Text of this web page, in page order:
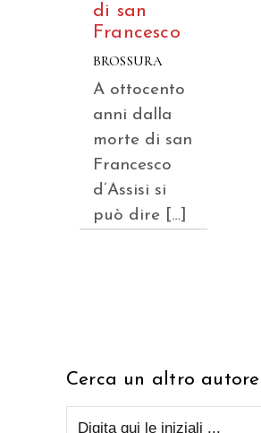
di san
Francesco
BROSSURA
A ottocento
anni dalla
morte di san
Francesco
d’Assisi si
può dire […]
Cerca un altro autore